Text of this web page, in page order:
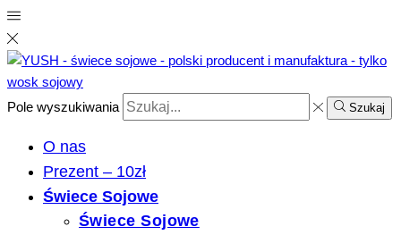
Pole wyszukiwania Szukaj
O nas
Prezent – 10zł
Świece Sojowe
Świece Sojowe